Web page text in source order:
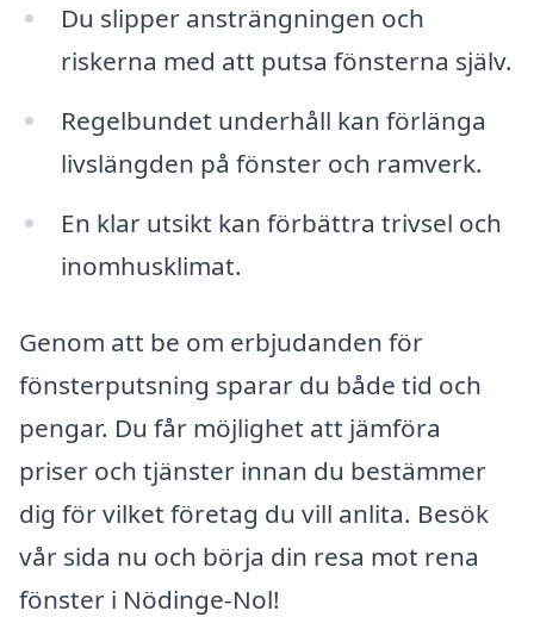
Du slipper ansträngningen och
riskerna med att putsa fönsterna själv.
Regelbundet underhåll kan förlänga
livslängden på fönster och ramverk.
En klar utsikt kan förbättra trivsel och
inomhusklimat.
Genom att be om erbjudanden för
fönsterputsning sparar du både tid och
pengar. Du får möjlighet att jämföra
priser och tjänster innan du bestämmer
dig för vilket företag du vill anlita. Besök
vår sida nu och börja din resa mot rena
fönster i Nödinge-Nol!